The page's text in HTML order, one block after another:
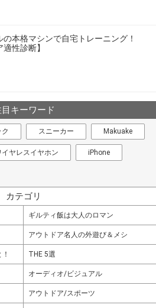
の本格マシンで自宅トレーニング！
適性診断】
キーワード
スニーカー Makuake
イヤレスイヤホン iPhone
カテゴリ
ギルティ飯は大人のロマン
アウトドア名人の外遊び＆メシ
THE 5選
オーディオ/ビジュアル
アウトドア/スポーツ